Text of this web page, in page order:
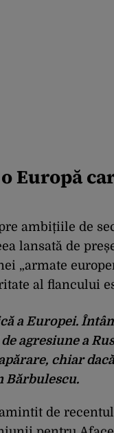
Europă
ambițiile de
lansată de
„armate
al flancului
a Europei.
agresiune a
chiar
Bărbulescu.
de